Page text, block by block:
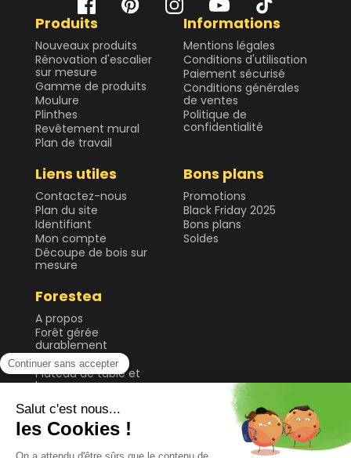
Produits
Nouveaux produits
Rénovation d'escalier
sur mesure
Gamme de produits
Moulure
Plinthes
Revêtement mural
Plan de travail
Informations
Mentions légales
Conditions d'utilisation
Paiement sécurisé
Conditions générales
de ventes
Politique de
confidentialité
Liens utiles
Contactez-nous
Plan du site
Identifiant
Mon compte
Découpe de bois sur
mesure
Bons plans
Promotions
Black Friday 2025
Bons plans
Soldes
Forestea
A propos
Forêt gérée
durablement
Guide & Conseils
Plateau de table et
bureau
Tablette et étagère
Tasseau, planche et
lame